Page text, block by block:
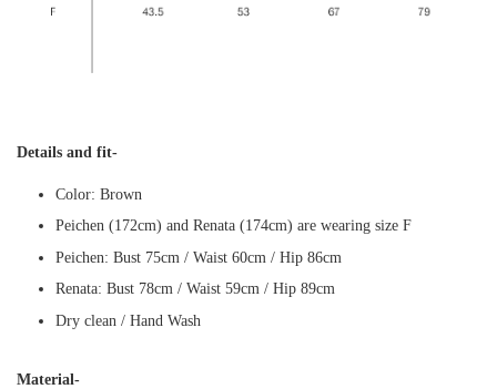
Details and fit-
Color: Brown
Peichen (172cm) and Renata (174cm) are wearing size F
Peichen: Bust 75cm / Waist 60cm / Hip 86cm
Renata: Bust 78cm / Waist 59cm / Hip 89cm
Dry clean / Hand Wash
Material-